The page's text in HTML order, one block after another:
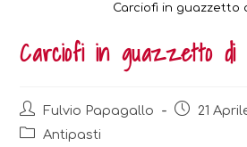
Carciofi in guazzetto
Carciofi in guazzetto di
Post
author:
Fulvio Papagallo
Post21
PostAntipasti